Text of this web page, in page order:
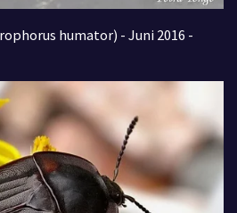
humator) - Juni 2016 -